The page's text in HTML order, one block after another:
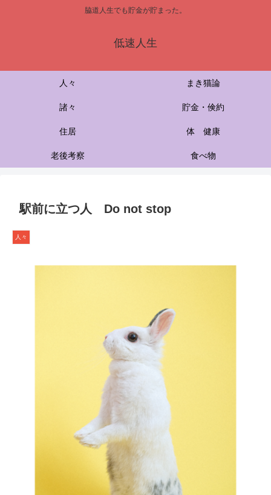
脇道人生でも貯金が貯まった。
低速人生
人々 まき猫論
諸々 貯金・倹約
住居 体 健康
老後考察 食べ物
駅前に立つ人 Do not stop
人々